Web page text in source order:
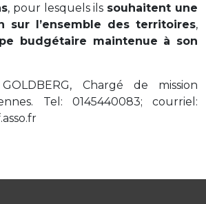
, pour lesquels ils souhaitent une
sur l’ensemble des territoires,
budgétaire maintenue à son
Chargé de mission
Tel: 0145440083; courriel: